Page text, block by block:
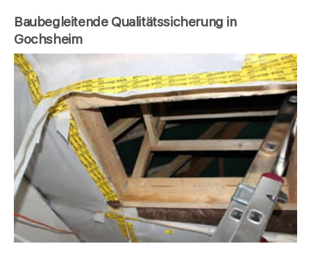
Baubegleitende Qualitätssicherung in
Gochsheim